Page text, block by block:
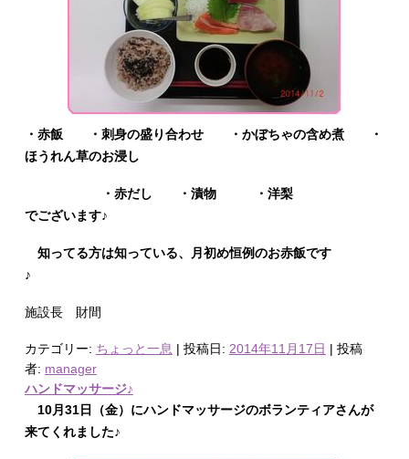
・赤飯 ・刺身の盛り合わせ ・かぼちゃの含め煮 ・
ほうれん草のお浸し
・赤だし ・漬物 ・洋梨
でございます♪
知ってる方は知っている、月初め恒例のお赤飯です
♪
施設長 財間
カテゴリー: ちょっと一息 | 投稿日: 2014年11月17日 | 投稿
者: manager
ハンドマッサージ♪
10月31日（金）にハンドマッサージのボランティアさんが
来てくれました♪